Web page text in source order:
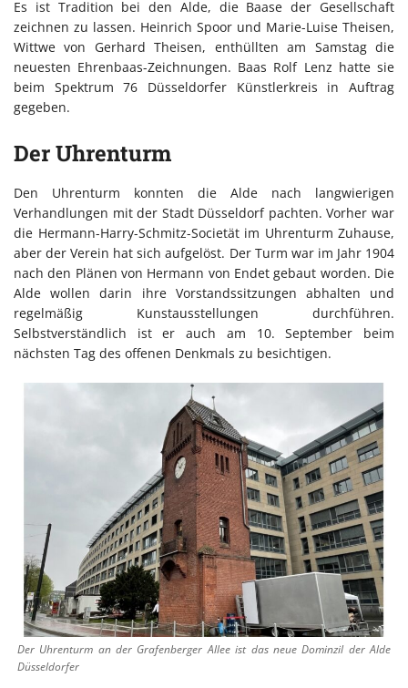
Es ist Tradition bei den Alde, die Baase der Gesellschaft
zeichnen zu lassen. Heinrich Spoor und Marie-Luise Theisen,
Wittwe von Gerhard Theisen, enthüllten am Samstag die
neuesten Ehrenbaas-Zeichnungen. Baas Rolf Lenz hatte sie
beim Spektrum 76 Düsseldorfer Künstlerkreis in Auftrag
gegeben.
Der Uhrenturm
Den Uhrenturm konnten die Alde nach langwierigen
Verhandlungen mit der Stadt Düsseldorf pachten. Vorher war
die Hermann-Harry-Schmitz-Societät im Uhrenturm Zuhause,
aber der Verein hat sich aufgelöst. Der Turm war im Jahr 1904
nach den Plänen von Hermann von Endet gebaut worden. Die
Alde wollen darin ihre Vorstandssitzungen abhalten und
regelmäßig Kunstausstellungen durchführen.
Selbstverständlich ist er auch am 10. September beim
nächsten Tag des offenen Denkmals zu besichtigen.
Der Uhrenturm an der Grafenberger Allee ist das neue Dominzil der Alde
Düsseldorfer